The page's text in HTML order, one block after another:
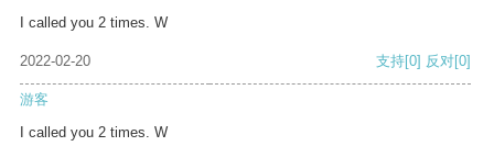
I called you 2 times. W
2022-02-20 支持[0] 反对[0]
游客
I called you 2 times. W